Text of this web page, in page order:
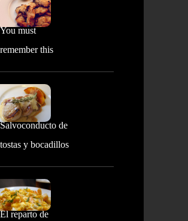
You must
remember this
Salvoconducto de
tostas y bocadillos
El reparto de